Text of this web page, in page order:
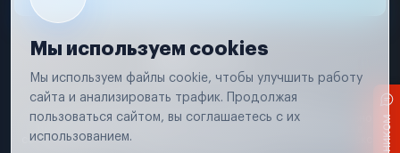
Условия использования
Удаление аккаунта
Вся информация, представленная на сайте, носит исключительно
соответствии с положениями статьи 437 (п. 2) Гражданского кодекса
Мы используем cookies
Мы используем файлы cookie, чтобы улучшить работу
сайта и анализировать трафик. Продолжая
пользоваться сайтом, вы соглашаетесь с их
использованием.